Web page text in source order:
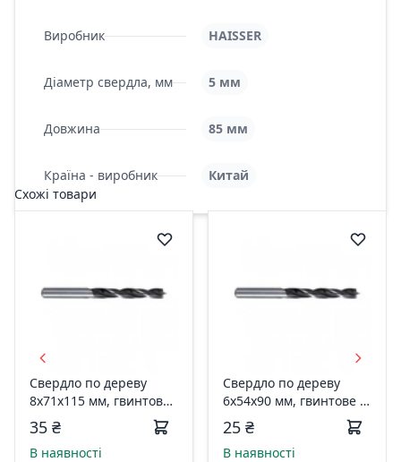
Виробник HAISSER
Діаметр свердла, мм 5 мм
Довжина 85 мм
Країна - виробник
Китай
Схожі товари
Свердло по дереву
8x71x115 мм, гвинтове
з М-подібним острієм,
HAISSER 17577
35 ₴
В наявності
Свердло по дереву
6x54x90 мм, гвинтове з
М-подібним острієм,
HAISSER 17575
25 ₴
В наявності